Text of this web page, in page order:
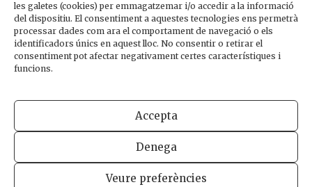
les galetes (cookies) per emmagatzemar i/o accedir a la informació
del dispositiu. El consentiment a aquestes tecnologies ens permetrà
processar dades com ara el comportament de navegació o els
identificadors únics en aquest lloc. No consentir o retirar el
consentiment pot afectar negativament certes característiques i
funcions.
Accepta
Denega
Veure preferències
Edicions de 1984
Carrer Trafalgar, 10, 2n-2a A
Fax 934 854 375
1984@edicions1984.cat
INFORMACIÓ LEGAL POLÍTICA DE PRIVADESA POLÍTICA DE COOKIES
DISSENY WEB